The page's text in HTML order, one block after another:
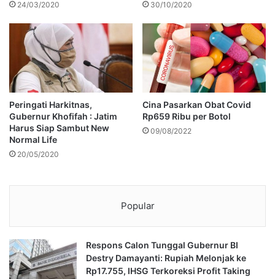
24/03/2020 30/10/2020
Peringati Harkitnas,
Gubernur Khofifah : Jatim
Harus Siap Sambut New
Normal Life
20/05/2020
Cina Pasarkan Obat Covid
Rp659 Ribu per Botol
09/08/2022
Popular
Respons Calon Tunggal Gubernur BI
Destry Damayanti: Rupiah Melonjak ke
Rp17.755, IHSG Terkoreksi Profit Taking